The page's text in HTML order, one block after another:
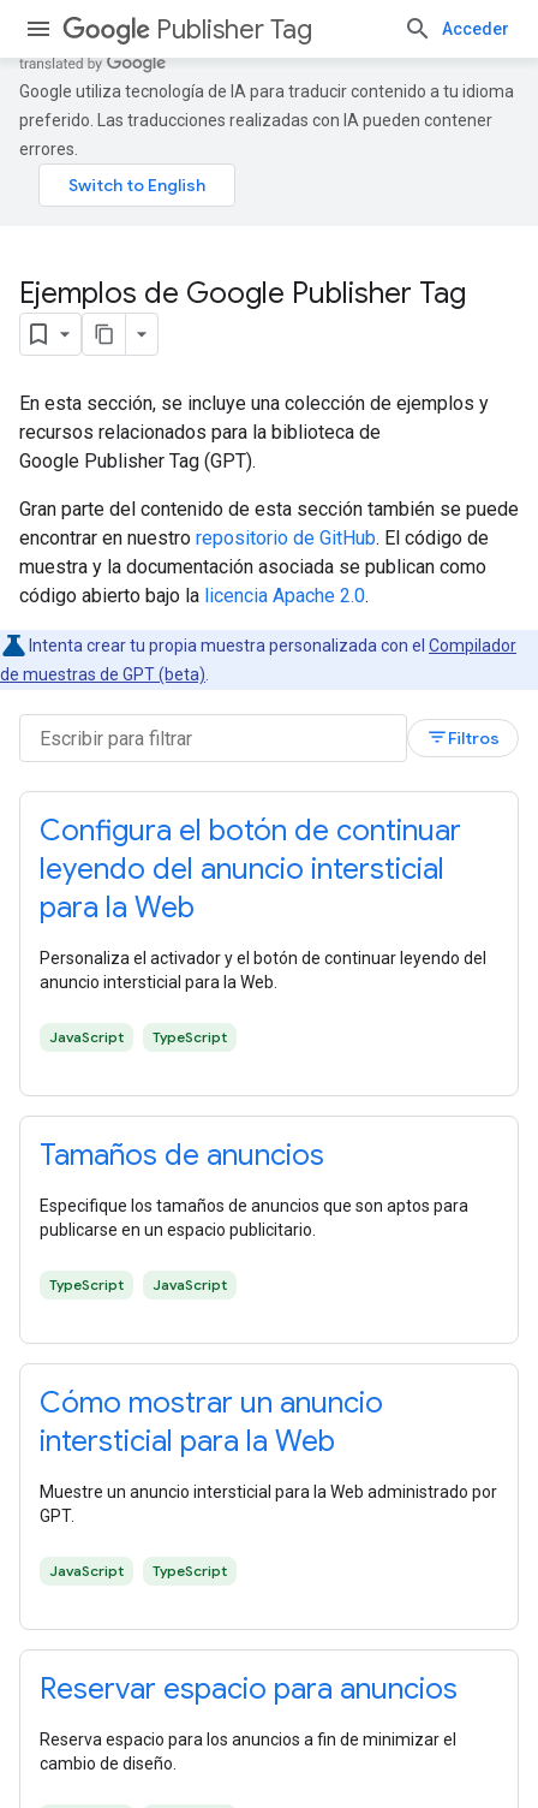
Publisher Tag Acceder
Google utiliza tecnología de IA para traducir contenido a tu idioma
preferido. Las traducciones realizadas con IA pueden contener
errores.
Ejemplos de Google Publisher Tag
En esta sección, se incluye una colección de ejemplos y
recursos relacionados para la biblioteca de
Google Publisher Tag (GPT).
Gran parte del contenido de esta sección también se puede
encontrar en nuestro repositorio de GitHub. El código de
muestra y la documentación asociada se publican como
código abierto bajo la licencia Apache 2.0.
Intenta crear tu propia muestra personalizada con el Compilador
de muestras de GPT (beta)
filter_listFiltros
Configura el botón de continuar
leyendo del anuncio intersticial
para la Web
Personaliza el activador y el botón de continuar leyendo del
anuncio intersticial para la Web.
JavaScript TypeScript
Tamaños de anuncios
Especifique los tamaños de anuncios que son aptos para
publicarse en un espacio publicitario.
TypeScript JavaScript
Cómo mostrar un anuncio
intersticial para la Web
Muestre un anuncio intersticial para la Web administrado por
GPT.
JavaScript TypeScript
Reservar espacio para anuncios
Reserva espacio para los anuncios a fin de minimizar el
cambio de diseño.